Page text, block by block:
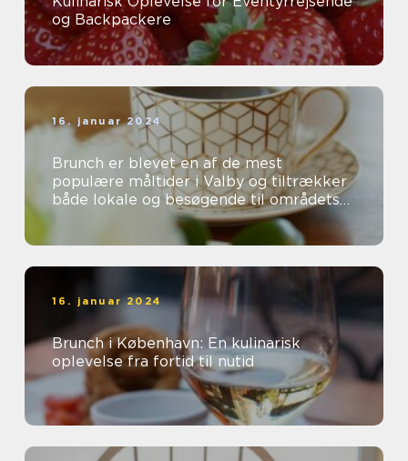
og Backpackere
16. januar 2024
Brunch er blevet en af de mest
populære måltider i Valby og tiltrækker
både lokale og besøgende til områdets
mange charmerende caféer og
16. januar 2024
Brunch i København: En kulinarisk
oplevelse fra fortid til nutid